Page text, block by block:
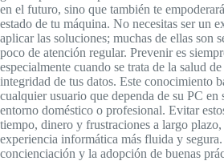
en el futuro, sino que también te
estado de tu máquina. No necesitas ser un
aplicar las soluciones; muchas de ellas son
poco de atención regular. Prevenir es
especialmente cuando se trata de la salud de
integridad de tus datos. Este conocimiento
cualquier usuario que dependa de su PC en
entorno doméstico o profesional. Evitar
tiempo, dinero y frustraciones a largo
experiencia informática más fluida y
concienciación y la adopción de buenas